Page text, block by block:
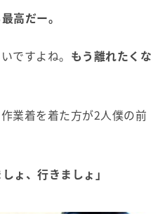
高だー。
ですよね。 もう離れたくな
業着を着た方が2人僕の前
ょ、行きましょ」